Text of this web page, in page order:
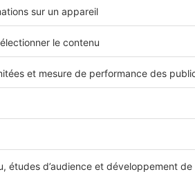
sportifs
importantes
l’équipement centralpour les
à proximité, complète l’offre
arts martiaux.
nombreux espaces verts. Le jardin
pour la promenade et la détente.
un domaine botanique avec
familles.